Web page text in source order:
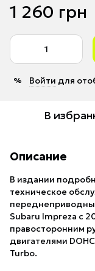
1 260 грн
% Войти для
В
Описание
В издании
техническое
Subaru Impreza c
правосторонним
двигателями
Turbo.